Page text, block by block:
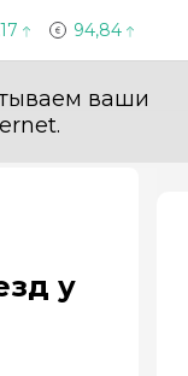
94,84
ваши
у